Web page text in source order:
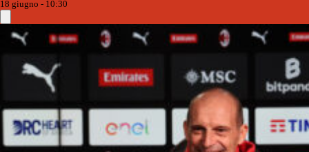
18 giugno - 10:30